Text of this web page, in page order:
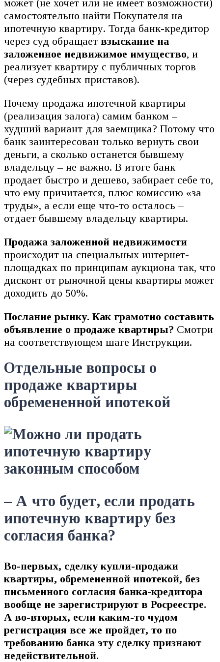
может (не хочет или не имеет возможности)
самостоятельно найти Покупателя на
ипотечную квартиру. Тогда банк-кредитор
через суд обращает взыскание на
заложенное недвижимое имущество, и
реализует квартиру с публичных торгов
(через судебных приставов).
Почему продажа ипотечной квартиры
(реализация залога) самим банком –
худший вариант для заемщика? Потому что
банк заинтересован только вернуть свои
деньги, а сколько останется бывшему
владельцу – не важно. В итоге банк
продает быстро и дешево, забирает себе то,
что ему причитается, плюс комиссию «за
труды», а если еще что-то осталось –
отдает бывшему владельцу квартиры.
Продажа заложенной недвижимости
происходит на специальных интернет-
площадках по принципам аукциона так, что
дисконт от рыночной цены квартиры может
доходить до 50%.
Послание рынку. Как грамотно составить
объявление о продаже квартиры? Смотри
на соответствующем шаге Инструкции.
Отдельные вопросы о
продаже квартиры
обремененной ипотекой
– А что будет, если продать
ипотечную квартиру без
согласия банка?
Во-первых, сделку купли-продажи
квартиры, обремененной ипотекой, без
письменного согласия банка-кредитора
вообще не зарегистрируют в Росреестре.
А во-вторых, если каким-то чудом
регистрация все же пройдет, то по
требованию банка эту сделку признают
недействительной.